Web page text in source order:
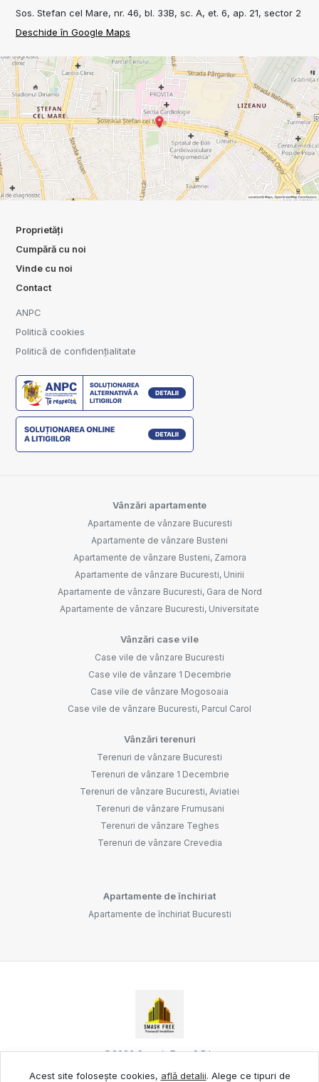
Sos. Stefan cel Mare, nr. 46, bl. 33B, sc. A, et. 6, ap. 21, sector 2
Deschide în Google Maps
Proprietăți
Cumpără cu noi
Vinde cu noi
Contact
ANPC
Politică cookies
Politică de confidențialitate
Vânzări apartamente
Apartamente de vânzare Bucuresti
Apartamente de vânzare Busteni
Apartamente de vânzare Busteni, Zamora
Apartamente de vânzare Bucuresti, Unirii
Apartamente de vânzare Bucuresti, Gara de Nord
Apartamente de vânzare Bucuresti, Universitate
Vânzări case vile
Case vile de vânzare Bucuresti
Case vile de vânzare 1 Decembrie
Case vile de vânzare Mogosoaia
Case vile de vânzare Bucuresti, Parcul Carol
Vânzări terenuri
Terenuri de vânzare Bucuresti
Terenuri de vânzare 1 Decembrie
Terenuri de vânzare Bucuresti, Aviatiei
Terenuri de vânzare Frumusani
Terenuri de vânzare Teghes
Terenuri de vânzare Crevedia
Apartamente de închiriat
Apartamente de închiriat Bucuresti
©2026Smash Free S.R.L.
Acest site folosește cookies, află detalii. Alege ce tipuri de